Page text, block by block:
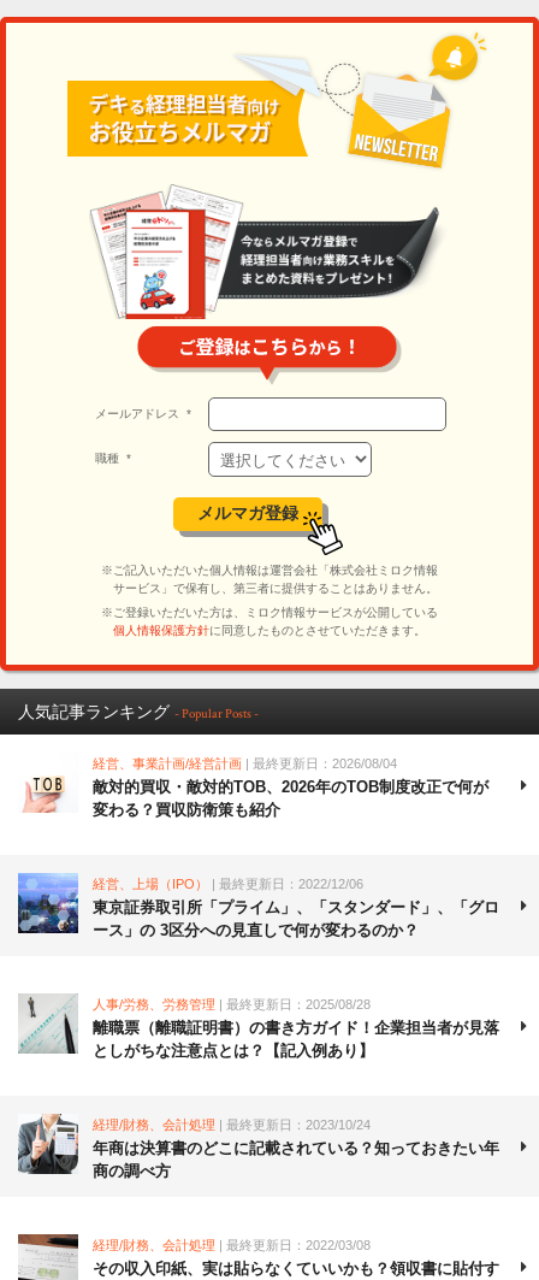
人気記事ランキング - Popular Posts -
経営、事業計画/経営計画 | 最終更新日：2026/08/04
敵対的買収・敵対的TOB、2026年のTOB制度改正で何が
変わる？買収防衛策も紹介
経営、上場（IPO） | 最終更新日：2022/12/06
東京証券取引所「プライム」、「スタンダード」、「グロ
ース」の 3区分への見直しで何が変わるのか？
人事/労務、労務管理 | 最終更新日：2025/08/28
離職票（離職証明書）の書き方ガイド！企業担当者が見落
としがちな注意点とは？【記入例あり】
経理/財務、会計処理 | 最終更新日：2023/10/24
年商は決算書のどこに記載されている？知っておきたい年
商の調べ方
経理/財務、会計処理 | 最終更新日：2022/03/08
その収入印紙、実は貼らなくていいかも？領収書に貼付す